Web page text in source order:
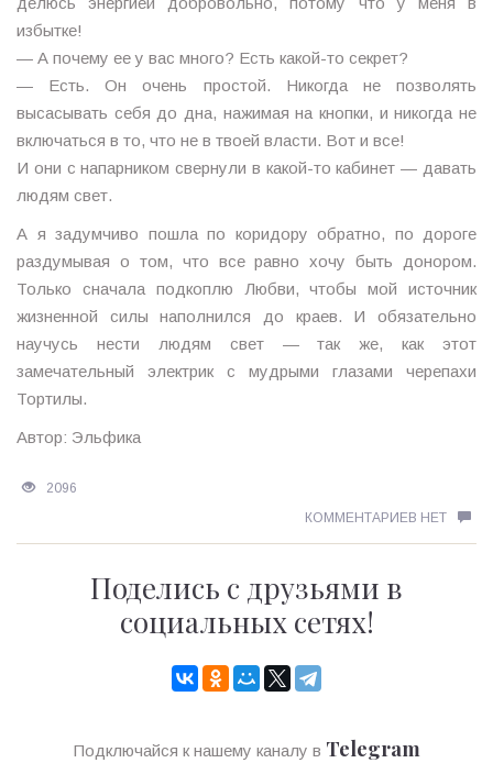
избытке!
— А почему ее у вас много? Есть какой-то секрет?
— Есть. Он очень простой. Никогда не позволять
высасывать себя до дна, нажимая на кнопки, и никогда не
включаться в то, что не в твоей власти. Вот и все!
И они с напарником свернули в какой-то кабинет — давать
людям свет.
А я задумчиво пошла по коридору обратно, по дороге
раздумывая о том, что все равно хочу быть донором.
Только сначала подкоплю Любви, чтобы мой источник
жизненной силы наполнился до краев. И обязательно
научусь нести людям свет — так же, как этот
замечательный электрик с мудрыми глазами черепахи
Тортилы.
Автор: Эльфика
2096
КОММЕНТАРИЕВ НЕТ
Поделись с друзьями в
социальных сетях!
Подключайся к нашему каналу в Telegram